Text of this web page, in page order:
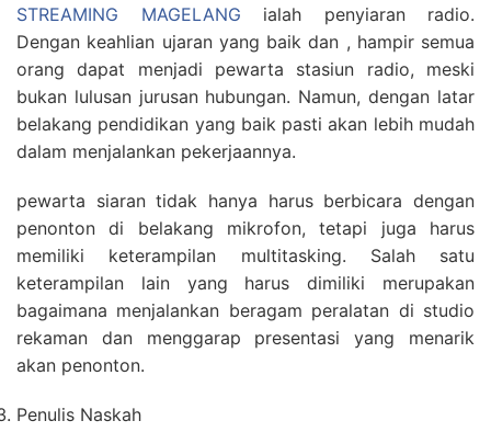
STREAMING MAGELANG ialah penyiaran radio.
Dengan keahlian ujaran yang baik dan , hampir semua
orang dapat menjadi pewarta stasiun radio, meski
bukan lulusan jurusan hubungan. Namun, dengan latar
belakang pendidikan yang baik pasti akan lebih mudah
dalam menjalankan pekerjaannya.
pewarta siaran tidak hanya harus berbicara dengan
penonton di belakang mikrofon, tetapi juga harus
memiliki keterampilan multitasking. Salah satu
keterampilan lain yang harus dimiliki merupakan
bagaimana menjalankan beragam peralatan di studio
rekaman dan menggarap presentasi yang menarik
akan penonton.
Penulis Naskah